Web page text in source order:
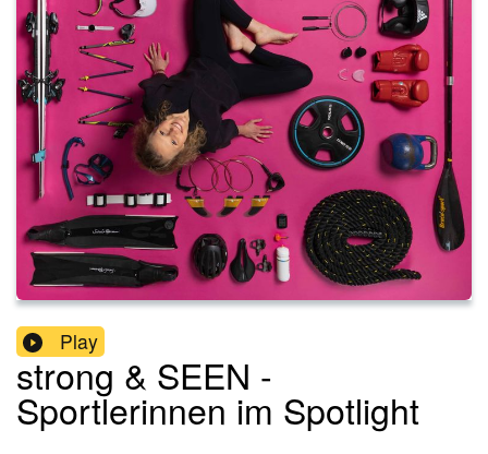
Play
strong & SEEN -
Sportlerinnen im Spotlight